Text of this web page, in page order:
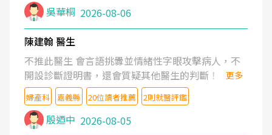
吳華桐 2026-08-06
陳建翰 醫生
不推此醫生 會言語挑釁並情緒性字眼攻擊病人，不
開設診斷證明書，還會質疑其他醫生的判斷！
更多
婦產科 嘉義縣 20位讀者推薦 2則就醫評鑑
殷迺中 2026-08-05